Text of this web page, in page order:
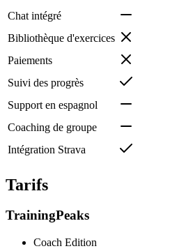
Chat intégré
Bibliothèque d'exercices
Paiements
Suivi des progrès
Support en espagnol
Coaching de groupe
Intégration Strava
Tarifs
TrainingPeaks
Coach Edition